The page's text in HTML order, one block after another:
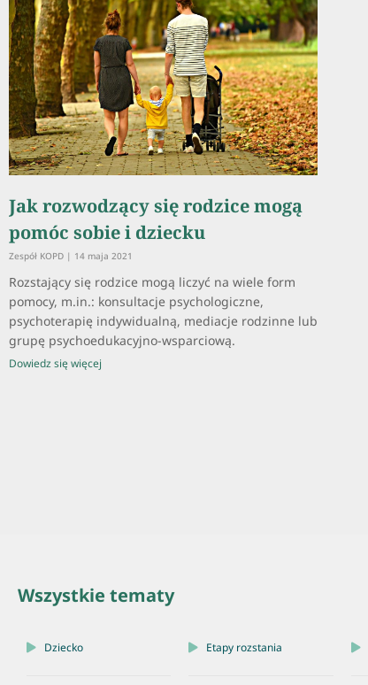
Jak rozwodzący się rodzice mogą
pomóc sobie i dziecku
Zespół KOPD 14 maja 2021
Rozstający się rodzice mogą liczyć na wiele form
pomocy, m.in.: konsultacje psychologiczne,
psychoterapię indywidualną, mediacje rodzinne lub
grupę psychoedukacyjno-wsparciową.
Dowiedz się więcej
Wszystkie tematy
Dziecko Etapy rozstania